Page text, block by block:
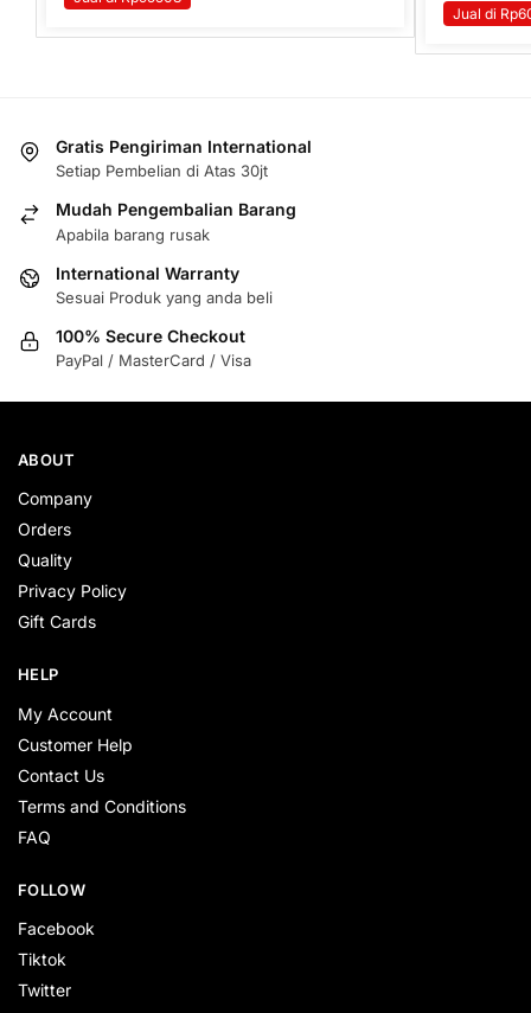
Jual di
Gratis Pengiriman International
Setiap Pembelian di Atas 30jt
Mudah Pengembalian Barang
Apabila barang rusak
International Warranty
Sesuai Produk yang anda beli
100% Secure Checkout
PayPal / MasterCard / Visa
ABOUT
Company
Orders
Quality
Privacy Policy
Gift Cards
HELP
My Account
Customer Help
Contact Us
Terms and Conditions
FAQ
FOLLOW
Facebook
Tiktok
Twitter